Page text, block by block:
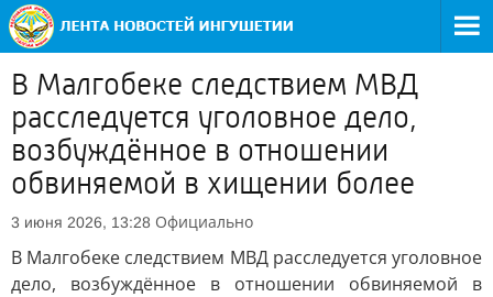
В Малгобеке следствием МВД
расследуется уголовное дело,
возбуждённое в отношении
обвиняемой в хищении более
3 июня 2026, 13:28 Официально
В Малгобеке следствием МВД расследуется уголовное
дело, возбуждённое в отношении обвиняемой в